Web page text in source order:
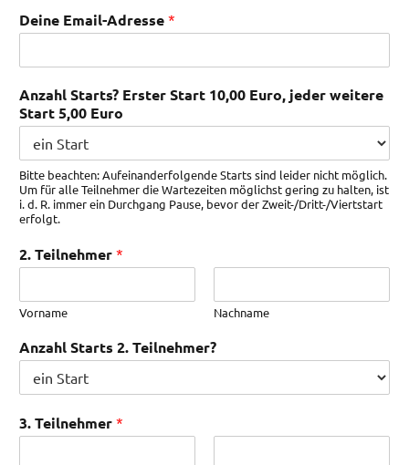
Deine Email-Adresse *
Anzahl Starts? Erster Start 10,00 Euro, jeder weitere
Start 5,00 Euro
Bitte beachten: Aufeinanderfolgende Starts sind leider nicht möglich.
Um für alle Teilnehmer die Wartezeiten möglichst gering zu halten, ist
i. d. R. immer ein Durchgang Pause, bevor der Zweit-/Dritt-/Viertstart
erfolgt.
2. Teilnehmer *
Vorname Nachname
Anzahl Starts 2. Teilnehmer?
3. Teilnehmer *